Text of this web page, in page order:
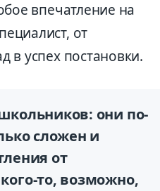
впечатление на
от
в успех постановки.
они по-
сложен и
от
то, возможно,